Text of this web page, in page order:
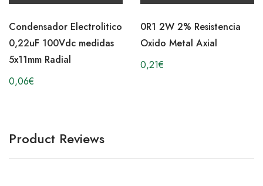
Condensador Electrolitico
0,22uF 100Vdc medidas
5x11mm Radial
0,06€
0R1 2W 2% Resistencia
Oxido Metal Axial
0,21€
Product Reviews